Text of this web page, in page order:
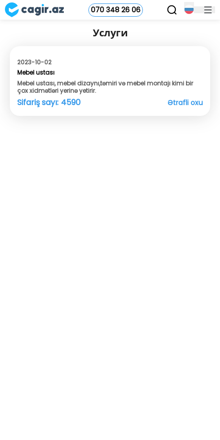
070 348 26 06
Услуги
2023-10-02
Mebel ustası
Mebel ustası, mebel dizaynı,təmiri və mebel montajı kimi bir
çox xidmətləri yerinə yetirir.
Sifariş sayı: 4590 Ətrafli oxu